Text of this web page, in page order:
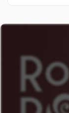
Küche brodelt es
Mai 2026, 14:10